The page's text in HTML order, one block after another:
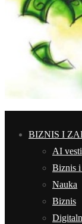
BIZNIS I
AI vesti
Biznis i
Nauka
Biznis